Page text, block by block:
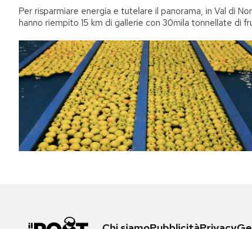
Per risparmiare energia e tutelare il panorama, in Val di
hanno riempito 15 km di gallerie con 30mila tonnellate di